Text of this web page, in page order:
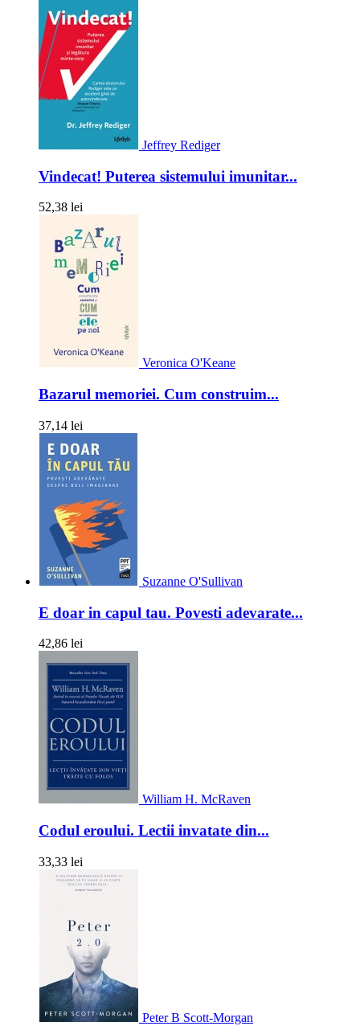
Jeffrey Rediger
Vindecat! Puterea sistemului imunitar...
52,38 lei
Veronica O'Keane
Bazarul memoriei. Cum construim...
37,14 lei
Suzanne O'Sullivan
E doar in capul tau. Povesti adevarate...
42,86 lei
William H. McRaven
Codul eroului. Lectii invatate din...
33,33 lei
Peter B Scott-Morgan